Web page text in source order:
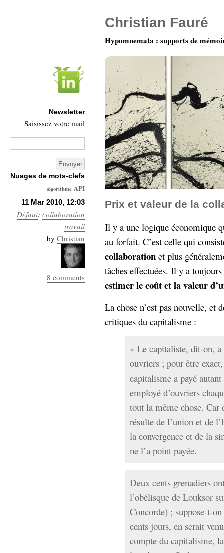
11 Mar 2010, 12:03
Défaut: collaboration
travail
by Christian
8 comments
Prix et valeur de la
Il y a une logique économique
au forfait. C’est celle qui
collaboration et plus
tâches effectuées. Il y a
estimer le coût et la valeur
La chose n’est pas nouvelle, et
critiques du capitalisme :
« Le capitaliste, dit-on, a
ouvriers ; pour être
capitalisme a payé
employé d’ouvriers
tout la même chose. Car
résulte de l’union et de
la convergence et de la
ne l’a point payée.
Deux cents grenadiers
l’obélisque de Louksor
Concorde) ; suppose-t-
cents jours, en serait
compte du capitalisme,
Christian Fauré
Hypomnemata : supports de
Newsletter
Saisissez votre mail
Nuages de mots-clefs
algorithme API
Architecture
Ars-
Industrialis
business_model
cinéma
Cloud